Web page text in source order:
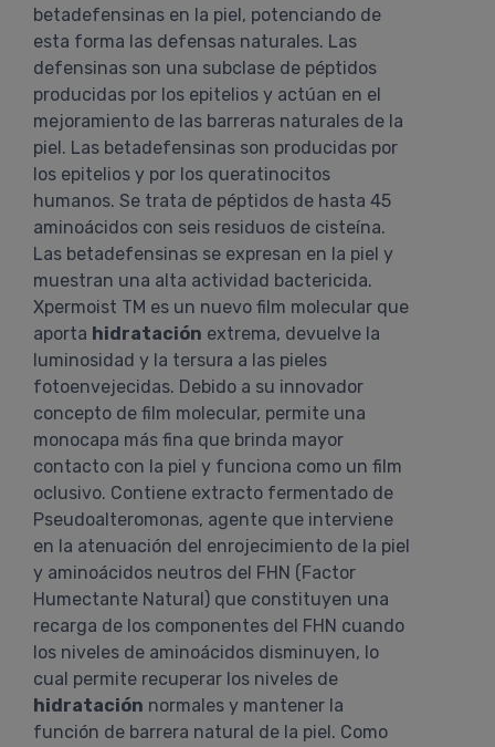
betadefensinas en la piel, potenciando de
esta forma las defensas naturales. Las
defensinas son una subclase de péptidos
producidas por los epitelios y actúan en el
mejoramiento de las barreras naturales de la
piel. Las betadefensinas son producidas por
los epitelios y por los queratinocitos
humanos. Se trata de péptidos de hasta 45
aminoácidos con seis residuos de cisteína.
Las betadefensinas se expresan en la piel y
muestran una alta actividad bactericida.
Xpermoist TM es un nuevo film molecular que
aporta hidratación extrema, devuelve la
luminosidad y la tersura a las pieles
fotoenvejecidas. Debido a su innovador
concepto de film molecular, permite una
monocapa más fina que brinda mayor
contacto con la piel y funciona como un film
oclusivo. Contiene extracto fermentado de
Pseudoalteromonas, agente que interviene
en la atenuación del enrojecimiento de la piel
y aminoácidos neutros del FHN (Factor
Humectante Natural) que constituyen una
recarga de los componentes del FHN cuando
los niveles de aminoácidos disminuyen, lo
cual permite recuperar los niveles de
hidratación normales y mantener la
función de barrera natural de la piel. Como